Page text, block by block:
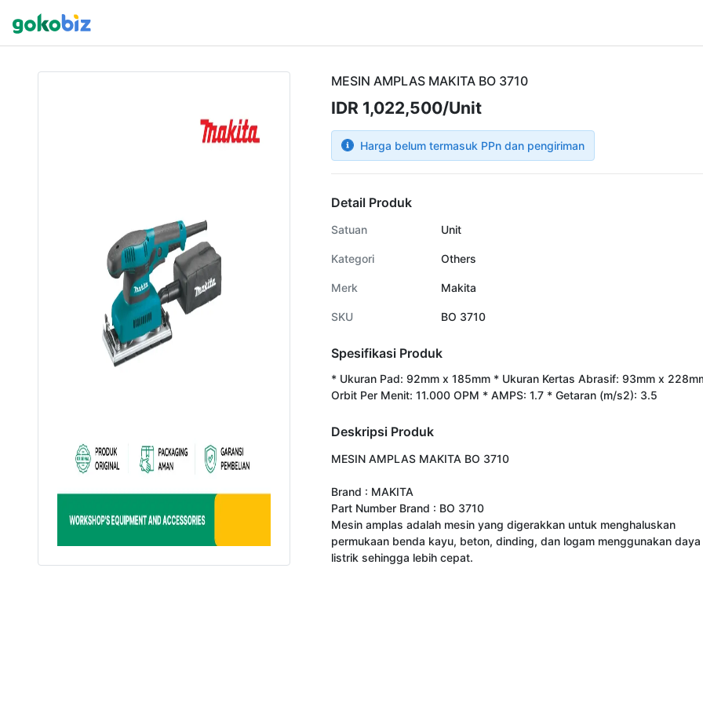
MESIN AMPLAS MAKITA BO 3710
IDR 1,022,500/Unit
Harga belum termasuk PPn dan pengiriman
Detail Produk
Satuan Unit
Kategori Others
Merk Makita
SKU BO 3710
Spesifikasi Produk
* Ukuran Pad: 92mm x 185mm * Ukuran Kertas Abrasif: 93mm x
Orbit Per Menit: 11.000 OPM * AMPS: 1.7 * Getaran (m/s2): 3.5
Deskripsi Produk
MESIN AMPLAS MAKITA BO 3710
Brand : MAKITA
Part Number Brand : BO 3710
Mesin amplas adalah mesin yang digerakkan untuk menghaluskan
permukaan benda kayu, beton, dinding, dan logam menggunakan daya
listrik sehingga lebih cepat.